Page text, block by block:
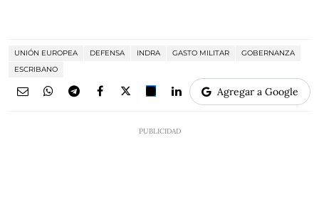
UNIÓN EUROPEA DEFENSA INDRA GASTO MILITAR
GOBERNANZA
ESCRIBANO
Agregar a Google